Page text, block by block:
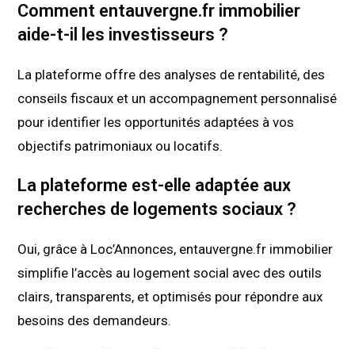
Comment entauvergne.fr immobilier
aide-t-il les investisseurs ?
La plateforme offre des analyses de rentabilité, des
conseils fiscaux et un accompagnement personnalisé
pour identifier les opportunités adaptées à vos
objectifs patrimoniaux ou locatifs.
La plateforme est-elle adaptée aux
recherches de logements sociaux ?
Oui, grâce à Loc’Annonces, entauvergne.fr immobilier
simplifie l’accès au logement social avec des outils
clairs, transparents, et optimisés pour répondre aux
besoins des demandeurs.